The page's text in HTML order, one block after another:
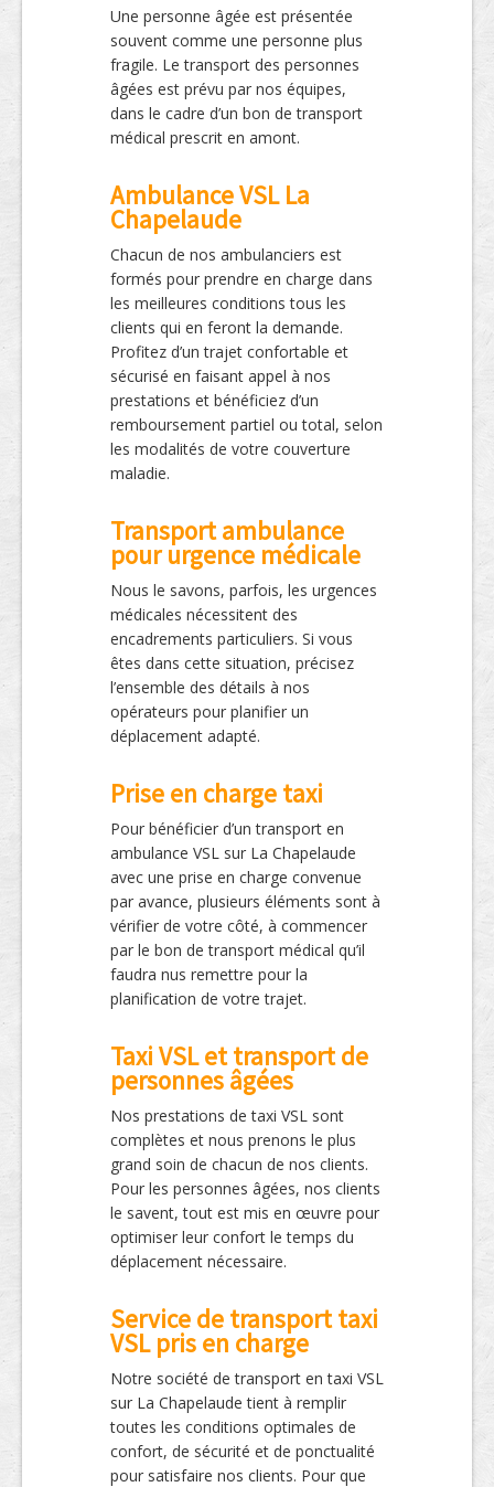
Une personne âgée est présentée
souvent comme une personne plus
fragile. Le transport des personnes
âgées est prévu par nos équipes,
dans le cadre d’un bon de transport
médical prescrit en amont.
Ambulance VSL La
Chapelaude
Chacun de nos ambulanciers est
formés pour prendre en charge dans
les meilleures conditions tous les
clients qui en feront la demande.
Profitez d’un trajet confortable et
sécurisé en faisant appel à nos
prestations et bénéficiez d’un
remboursement partiel ou total, selon
les modalités de votre couverture
maladie.
Transport ambulance
pour urgence médicale
Nous le savons, parfois, les urgences
médicales nécessitent des
encadrements particuliers. Si vous
êtes dans cette situation, précisez
l’ensemble des détails à nos
opérateurs pour planifier un
déplacement adapté.
Prise en charge taxi
Pour bénéficier d’un transport en
ambulance VSL sur La Chapelaude
avec une prise en charge convenue
par avance, plusieurs éléments sont à
vérifier de votre côté, à commencer
par le bon de transport médical qu’il
faudra nus remettre pour la
planification de votre trajet.
Taxi VSL et transport de
personnes âgées
Nos prestations de taxi VSL sont
complètes et nous prenons le plus
grand soin de chacun de nos clients.
Pour les personnes âgées, nos clients
le savent, tout est mis en œuvre pour
optimiser leur confort le temps du
déplacement nécessaire.
Service de transport taxi
VSL pris en charge
Notre société de transport en taxi VSL
sur La Chapelaude tient à remplir
toutes les conditions optimales de
confort, de sécurité et de ponctualité
pour satisfaire nos clients. Pour que